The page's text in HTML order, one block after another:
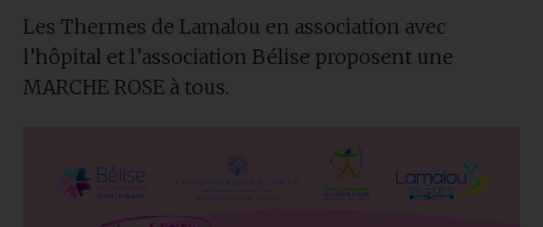
Les Thermes de Lamalou en association avec
l’hôpital et l’association Bélise proposent une
MARCHE ROSE à tous.